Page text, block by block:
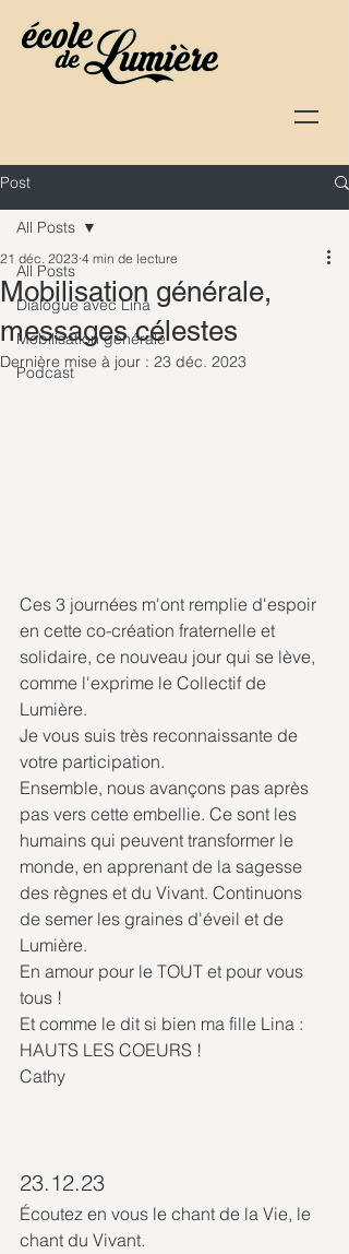
Post
All Posts
Dialogue avec Lina
Mobilisation générale
Podcast
All Posts
Mobilisation générale,
messages célestes
21 déc. 2023 4 min de lecture
Dernière mise à jour : 23 déc. 2023
Ces 3 journées m'ont remplie d'espoir
en cette co-création fraternelle et
solidaire, ce nouveau jour qui se lève,
comme l'exprime le Collectif de
Lumière.
Je vous suis très reconnaissante de
votre participation.
Ensemble, nous avançons pas après
pas vers cette embellie. Ce sont les
humains qui peuvent transformer le
monde, en apprenant de la sagesse
des règnes et du Vivant. Continuons
de semer les graines d'éveil et de
Lumière.
En amour pour le TOUT et pour vous
tous !
Et comme le dit si bien ma fille Lina :
HAUTS LES COEURS !
Cathy
23.12.23
Écoutez en vous le chant de la Vie, le
chant du Vivant.